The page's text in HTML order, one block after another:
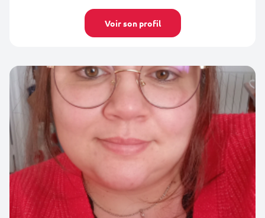
Voir son profil